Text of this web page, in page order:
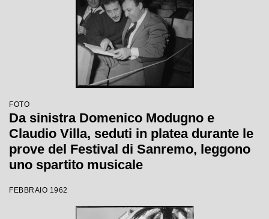
FOTO
Da sinistra Domenico Modugno e
Claudio Villa, seduti in platea durante le
prove del Festival di Sanremo, leggono
uno spartito musicale
FEBBRAIO 1962